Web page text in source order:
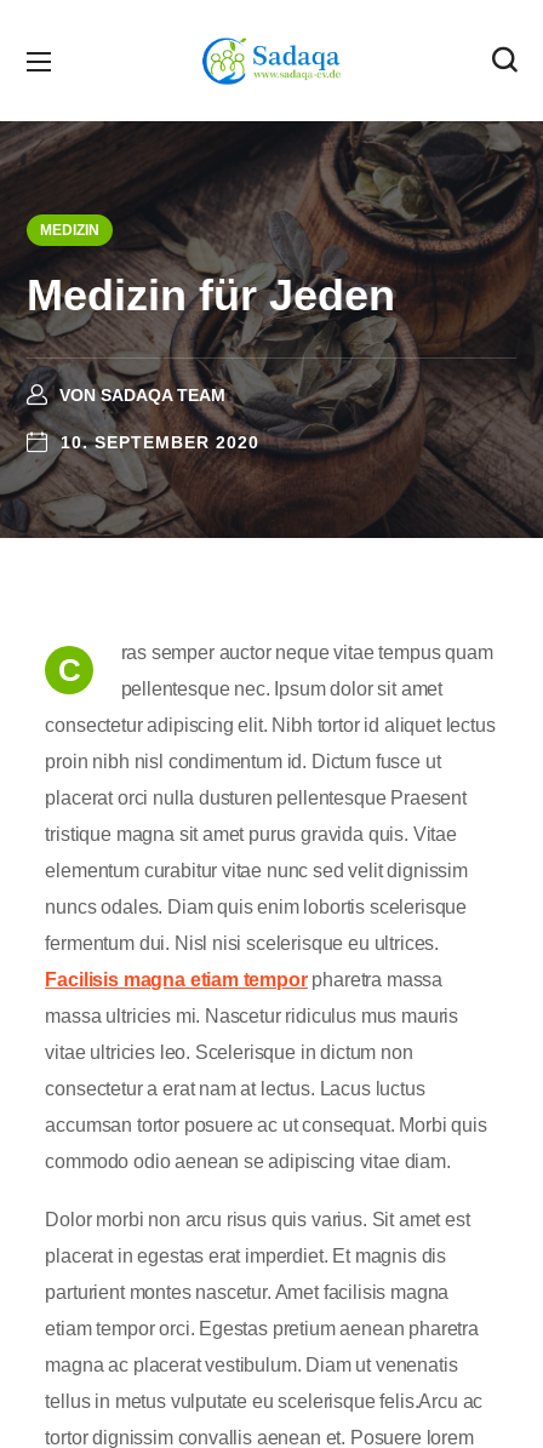
MEDIZIN
Medizin für Jeden
VONSADAQA TEAM
10. SEPTEMBER 2020
C
ras semper auctor neque vitae tempus quam
pellentesque nec. Ipsum dolor sit amet
consectetur adipiscing elit. Nibh tortor id aliquet lectus
proin nibh nisl condimentum id. Dictum fusce ut
placerat orci nulla dusturen pellentesque Praesent
tristique magna sit amet purus gravida quis. Vitae
elementum curabitur vitae nunc sed velit dignissim
nuncs odales. Diam quis enim lobortis scelerisque
fermentum dui. Nisl nisi scelerisque eu ultrices.
Facilisis magna etiam temporpharetra massa
massa ultricies mi. Nascetur ridiculus mus mauris
vitae ultricies leo. Scelerisque in dictum non
consectetur a erat nam at lectus. Lacus luctus
accumsan tortor posuere ac ut consequat. Morbi quis
commodo odio aenean se adipiscing vitae diam.
Dolor morbi non arcu risus quis varius. Sit amet est
placerat in egestas erat imperdiet. Et magnis dis
parturient montes nascetur. Amet facilisis magna
etiam tempor orci. Egestas pretium aenean pharetra
magna ac placerat vestibulum. Diam ut venenatis
tellus in metus vulputate eu scelerisque felis.Arcu ac
tortor dignissim convallis aenean et. Posuere lorem